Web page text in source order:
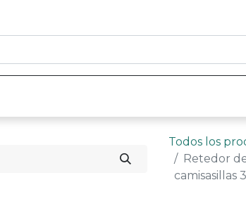
Todos los
Retedor
camisasillas